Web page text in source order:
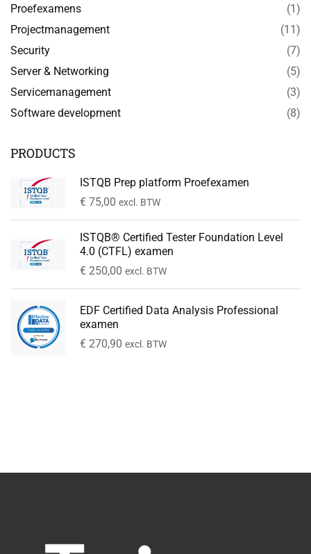
Proefexamens
(1)
Projectmanagement
(11)
Security
(7)
Server & Networking
(5)
Servicemanagement
(3)
Software development
(8)
PRODUCTS
ISTQB Prep platform Proefexamen
€ 75,00 excl. BTW
ISTQB® Certified Tester Foundation Level
4.0 (CTFL) examen
€ 250,00 excl. BTW
EDF Certified Data Analysis Professional
examen
€ 270,90 excl. BTW